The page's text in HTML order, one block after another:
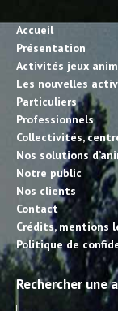
Accueil
Présentation
Activités jeux
Les nouvelles
Particuliers
Professionnels
Collectivités,
Nos solutions
Notre public
Nos clients
Contact
Crédits, mentions
Politique de
Rechercher une